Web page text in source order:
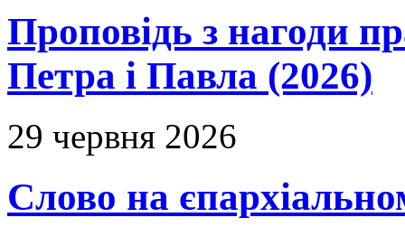
Проповідь з нагоди
Петра і Павла (2026)
29 червня 2026
Слово на